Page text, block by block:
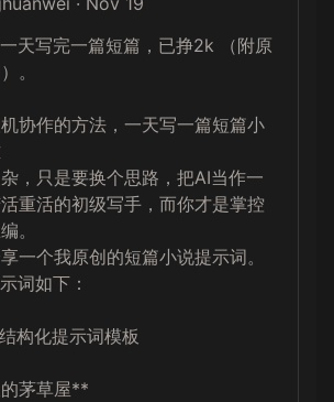
天写完一篇短篇，已挣2k （附原
。
协作的方法，一天写一篇短篇小
，只是要换个思路，把AI当作一
重活的初级写手，而你才是掌控
。
一个我原创的短篇小说提示词。
词如下：
构化提示词模板
茅草屋**